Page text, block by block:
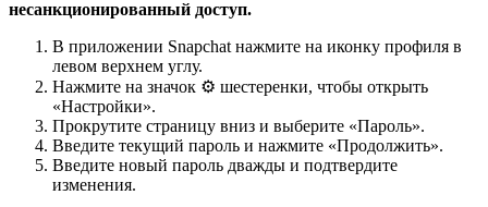
несанкционированный доступ.
В приложении Snapchat нажмите на иконку профиля в
левом верхнем углу.
Нажмите на значок ⚙️ шестеренки, чтобы открыть
«Настройки».
Прокрутите страницу вниз и выберите «Пароль».
Введите текущий пароль и нажмите «Продолжить».
Введите новый пароль дважды и подтвердите
изменения.